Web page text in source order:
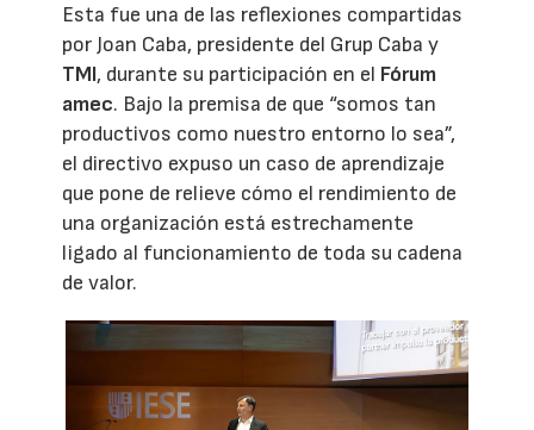
Esta fue una de las reflexiones compartidas
por Joan Caba, presidente del Grup Caba y
TMI, durante su participación en el Fórum
amec. Bajo la premisa de que “somos tan
productivos como nuestro entorno lo sea”,
el directivo expuso un caso de aprendizaje
que pone de relieve cómo el rendimiento de
una organización está estrechamente
ligado al funcionamiento de toda su cadena
de valor.